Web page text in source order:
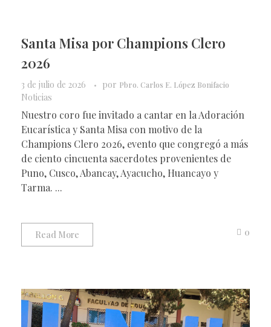
Santa Misa por Champions Clero
2026
3 de julio de 2026 por Pbro. Carlos E. López Bonifacio
Noticias
Nuestro coro fue invitado a cantar en la Adoración
Eucarística y Santa Misa con motivo de la
Champions Clero 2026, evento que congregó a más
de ciento cincuenta sacerdotes provenientes de
Puno, Cusco, Abancay, Ayacucho, Huancayo y
Tarma. ...
Read More 0